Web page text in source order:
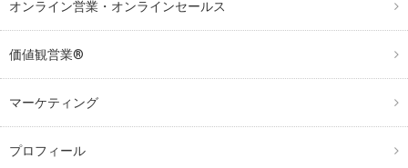
オンライン営業・オンラインセールス
価値観営業®︎
マーケティング
プロフィール